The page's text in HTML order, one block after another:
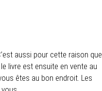
aussi pour cette raison que
livre est ensuite en vente au
êtes au bon endroit. Les